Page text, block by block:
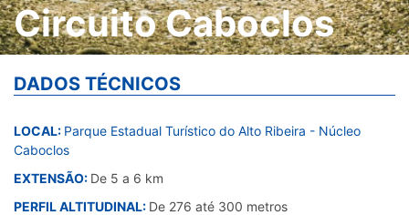
Circuito Caboclos
DADOS TÉCNICOS
LOCAL: Parque Estadual Turístico do Alto Ribeira - Núcleo
Caboclos
EXTENSÃO: De 5 a 6 km
PERFIL ALTITUDINAL: De 276 até 300 metros